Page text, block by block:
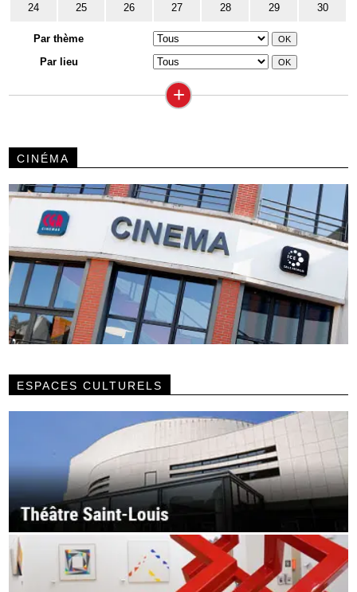
24 25 26 27 28 29 30
Par thème
Par lieu
+
CINÉMA
ESPACES CULTURELS